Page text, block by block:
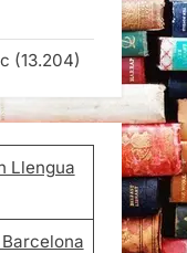
(13.204)
Llengua